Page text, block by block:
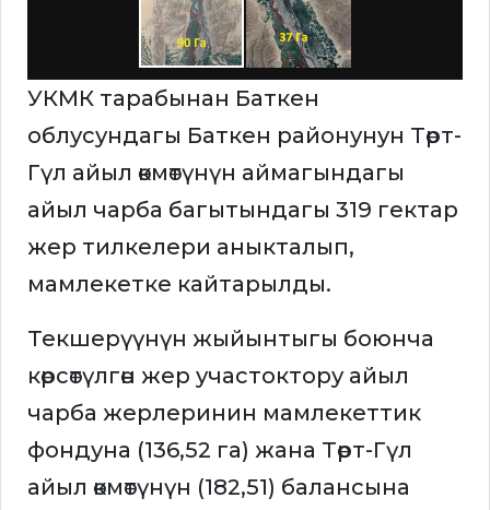
УКМК тарабынан Баткен
облусундагы Баткен районунун Төрт-
Гүл айыл өкмөтүнүн аймагындагы
айыл чарба багытындагы 319 гектар
жер тилкелери аныкталып,
мамлекетке кайтарылды.
Текшерүүнүн жыйынтыгы боюнча
көрсөтүлгөн жер участоктору айыл
чарба жерлеринин мамлекеттик
фондуна (136,52 га) жана Төрт-Гүл
айыл өкмөтүнүн (182,51) балансына